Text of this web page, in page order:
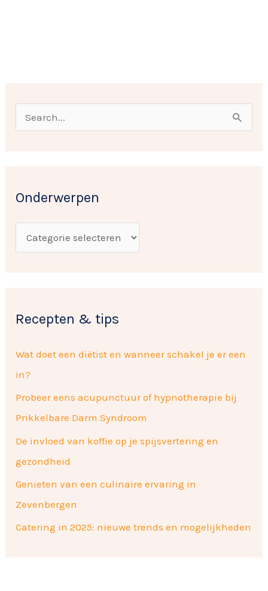
n
a
Onderwerpen
d
w
p
Recepten & tips
Wat doet een diëtist en wanneer schakel je er een
in?
Probeer eens acupunctuur of hypnotherapie bij
Prikkelbare Darm Syndroom
De invloed van koffie op je spijsvertering en
gezondheid
Genieten van een culinaire ervaring in
Zevenbergen
Catering in 2025: nieuwe trends en mogelijkheden